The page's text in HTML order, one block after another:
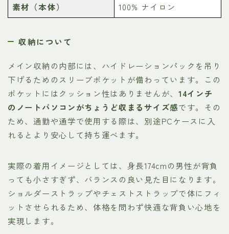
素材（本体）
100% ナイロン
収納について
メイン収納の内部には、ハイドレーションパックを吊り
下げるためのスリーブポケットが備わっています。この
ポケットにはクッション性はありませんが、 14インチ
のノートパソコンがちょうど収まるサイズ感です。その
ため、通勤や通学で使用する際は、別途PCケースに入
れるとより安心して持ち運べます。
実際の着用イメージとしては、身長174cmの男性が背負
っても小さすぎず、バランスの良い見た目になります。
ショルダーストラップやチェストストラップで体にフィ
ットさせられるため、体格を問わず快適な背負い心地を
実現します。